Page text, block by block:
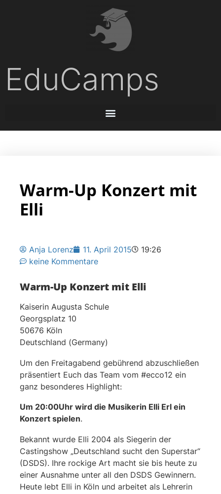
EduCamps
Warm-Up Konzert mit
Elli
Anja Lorenz 11. April 2015
19:26
keine Kommentare
Warm-Up Konzert mit Elli
Kaiserin Augusta Schule
Georgsplatz 10
50676 Köln
Deutschland (Germany)
Um den Freitagabend gebührend abzuschließen
präsentiert Euch das Team vom #ecco12 ein
ganz besonderes Highlight:
Um 20:00Uhr wird die Musikerin Elli Erl ein
Konzert spielen.
Bekannt wurde Elli 2004 als Siegerin der
Castingshow „Deutschland sucht den Superstar“
(DSDS). Ihre rockige Art macht sie bis heute zu
einer Ausnahme unter all den DSDS Gewinnern.
Heute lebt Elli in Köln und arbeitet als Lehrerin